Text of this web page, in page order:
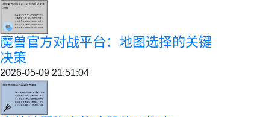
魔兽官方对战平台：地图选择的关键
决策
2026-05-09 21:51:04